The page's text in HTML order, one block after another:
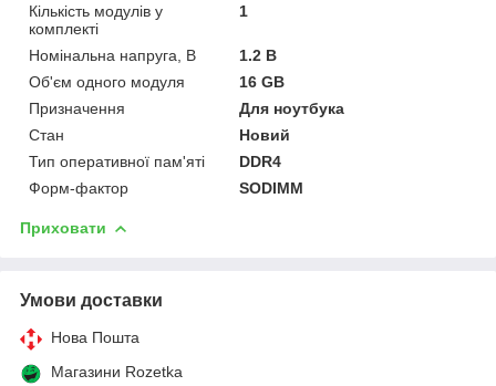
Кількість модулів у
комплекті
1
Номінальна напруга, В
1.2 В
Об'єм одного модуля
16 GB
Призначення
Для ноутбука
Стан
Новий
Тип оперативної пам'яті
DDR4
Форм-фактор
SODIMM
Приховати
Умови доставки
Нова Пошта
Магазини Rozetka